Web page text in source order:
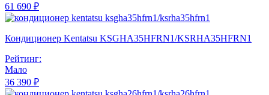
61 690 ₽
Кондиционер Kentatsu KSGHA35HFRN1/KSRHA35HFRN1
Рейтинг:
Мало
36 390 ₽